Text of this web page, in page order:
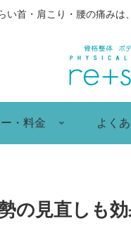
い首・肩こり・腰の痛みは
・料金 よく
の見直しも